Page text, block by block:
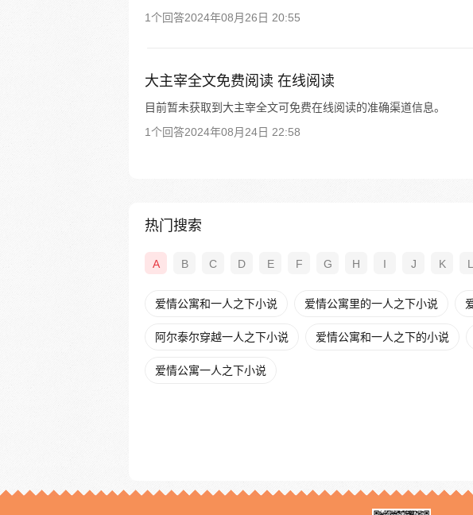
1个回答2024年08月26日 20:55
大主宰全文免费阅读 在线阅读
目前暂未获取到大主宰全文可免费在线阅读的准确渠道信息。
1个回答2024年08月24日 22:58
热门搜索
A B C D E F G H I J K L
爱情公寓和一人之下小说 爱情公寓里的一人之下小说
阿尔泰尔穿越一人之下小说 爱情公寓和一人之下的小说
爱情公寓一人之下小说